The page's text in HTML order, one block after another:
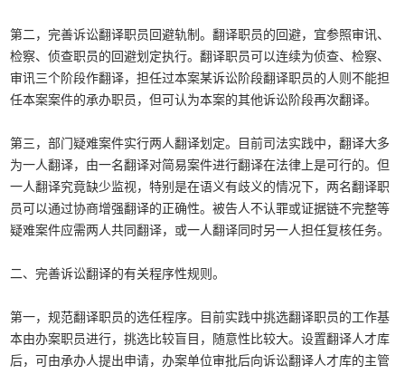
第二，完善诉讼翻译职员回避轨制。翻译职员的回避，宜参照审讯、
检察、侦查职员的回避划定执行。翻译职员可以连续为侦查、检察、
审讯三个阶段作翻译，担任过本案某诉讼阶段翻译职员的人则不能担
任本案案件的承办职员，但可认为本案的其他诉讼阶段再次翻译。
第三，部门疑难案件实行两人翻译划定。目前司法实践中，翻译大多
为一人翻译，由一名翻译对简易案件进行翻译在法律上是可行的。但
一人翻译究竟缺少监视，特别是在语义有歧义的情况下，两名翻译职
员可以通过协商增强翻译的正确性。被告人不认罪或证据链不完整等
疑难案件应需两人共同翻译，或一人翻译同时另一人担任复核任务。
二、完善诉讼翻译的有关程序性规则。
第一，规范翻译职员的选任程序。目前实践中挑选翻译职员的工作基
本由办案职员进行，挑选比较盲目，随意性比较大。设置翻译人才库
后，可由承办人提出申请，办案单位审批后向诉讼翻译人才库的主管